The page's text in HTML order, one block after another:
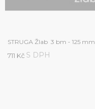
STRUGA Žlab 3 bm - 125 mm
711 Kč S DPH